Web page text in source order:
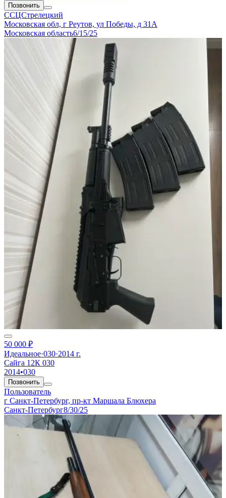
Позвонить
ССЦСтрелецкий
Московская обл, г Реутов, ул Победы, д 31А
Московская область6/15/25
50 000 ₽
Идеальное·030·2014 г.
Сайга 12К 030
2014•030
Позвонить
Пользователь
г Санкт-Петербург, пр-кт Маршала Блюхера
Санкт-Петербург8/30/25